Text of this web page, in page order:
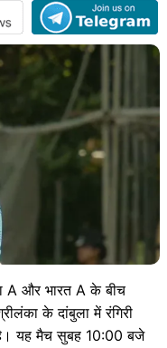
A और भारत A के बीच
के दांबुला में रंगिरी
यह मैच सुबह 10:00 बजे